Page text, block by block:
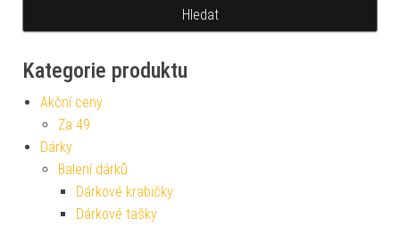
Kategorie produktu
Akční ceny
Za 49
Dárky
Balení dárků
Dárkové krabičky
Dárkové tašky